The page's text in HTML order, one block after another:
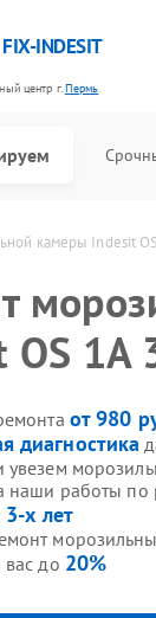
FIX-INDESIT
центр г.Пермь
камеры Indesit
OS 1A
от 980
диагностика
увезем
наши работы
х лет
вас до 20%